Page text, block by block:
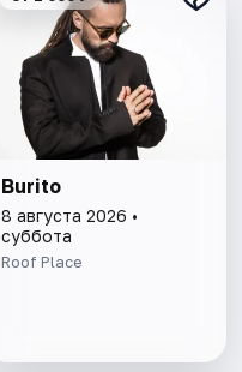
Burito
8 августа 2026 •
суббота
Roof Place